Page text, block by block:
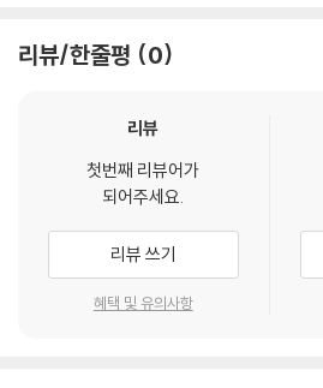
리뷰/한줄평 0
리뷰
첫번째 리뷰어가
되어주세요.
리뷰 쓰기
혜택 및 유의사항